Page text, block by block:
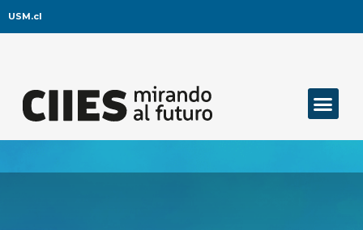
USM.cl